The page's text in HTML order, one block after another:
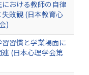
おける教師の自律
敗観 (日本教育心
)
習慣と学業場面に
(日本心理学会第